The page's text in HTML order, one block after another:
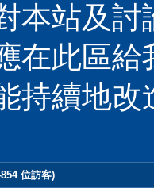
本站及討
在此區給
持續地改
位訪客)